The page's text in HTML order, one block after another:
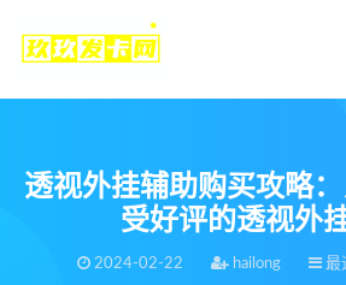
透视外挂辅助购买攻略
受好评的透视外
2024-02-22 hailong 最